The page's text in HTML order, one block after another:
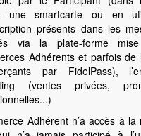
une smartcarte ou en
présents dans les
via la plate-forme
Adhérents et parfois de
par FidelPass),
(ventes privées,
Adhérentn’a accès à la